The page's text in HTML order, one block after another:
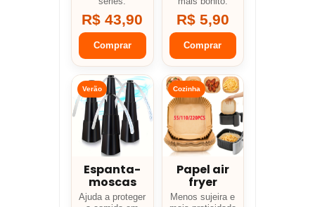
R$ 43,90
Comprar
R$ 5,90
Comprar
Verão
Espanta-
moscas
Ajuda a proteger
Cozinha
Papel air
fryer
Menos sujeira e